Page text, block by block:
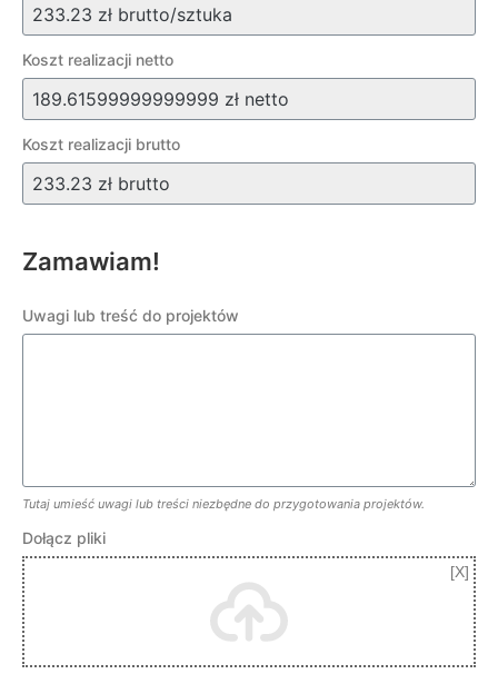
Koszt realizacji netto
Koszt realizacji brutto
Zamawiam!
Uwagi lub treść do projektów
Tutaj umieść uwagi lub treści niezbędne do przygotowania projektów.
Dołącz pliki